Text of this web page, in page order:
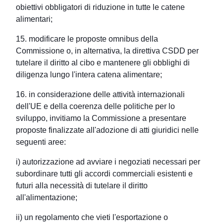
obiettivi obbligatori di riduzione in tutte le catene
alimentari;
15. modificare le proposte omnibus della
Commissione o, in alternativa, la direttiva CSDD per
tutelare il diritto al cibo e mantenere gli obblighi di
diligenza lungo l'intera catena alimentare;
16. in considerazione delle attività internazionali
dell'UE e della coerenza delle politiche per lo
sviluppo, invitiamo la Commissione a presentare
proposte finalizzate all'adozione di atti giuridici nelle
seguenti aree:
i) autorizzazione ad avviare i negoziati necessari per
subordinare tutti gli accordi commerciali esistenti e
futuri alla necessità di tutelare il diritto
all'alimentazione;
ii) un regolamento che vieti l'esportazione o